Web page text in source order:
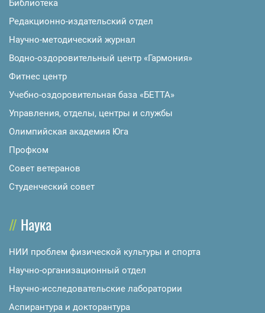
Библиотека
Редакционно-издательский отдел
Научно-методический журнал
Водно-оздоровительный центр «Гармония»
Фитнес центр
Учебно-оздоровительная база «БЕТТА»
Управления, отделы, центры и службы
Олимпийская академия Юга
Профком
Совет ветеранов
Студенческий совет
Наука
НИИ проблем физической культуры и спорта
Научно-организационный отдел
Научно-исследовательские лаборатории
Аспирантура и докторантура